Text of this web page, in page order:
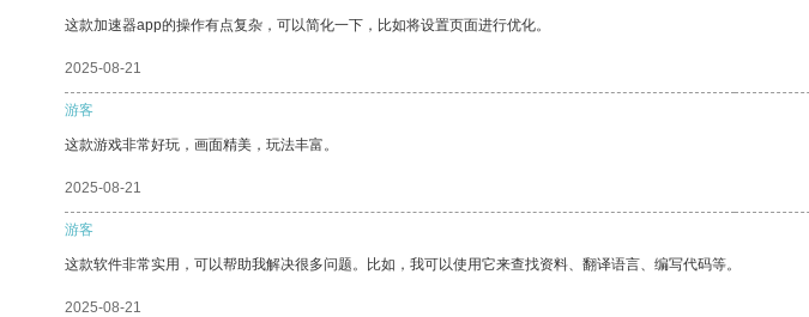
这款加速器app的操作有点复杂，可以简化一下，比如将设置页面进行优化。
2025-08-21
游客
这款游戏非常好玩，画面精美，玩法丰富。
2025-08-21
游客
这款软件非常实用，可以帮助我解决很多问题。比如，我可以使用它来查找资料、翻译语言、编写代码等。
2025-08-21